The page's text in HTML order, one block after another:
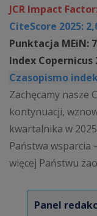
JCR Impact
CiteScore 2025:
Punktacja MEiN:
Index Copernicus
Czasopismo
Zachęcamy nasze
kontynuacji,
kwartalnika w
Państwa wsparcia
więcej Państwu
Panel